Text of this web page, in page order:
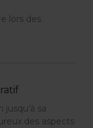
lors des
jusqu’à sa
des aspects